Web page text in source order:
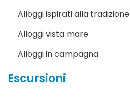
Alloggi ispirati alla tradizione
Alloggi vista mare
Alloggi in campagna
Escursioni